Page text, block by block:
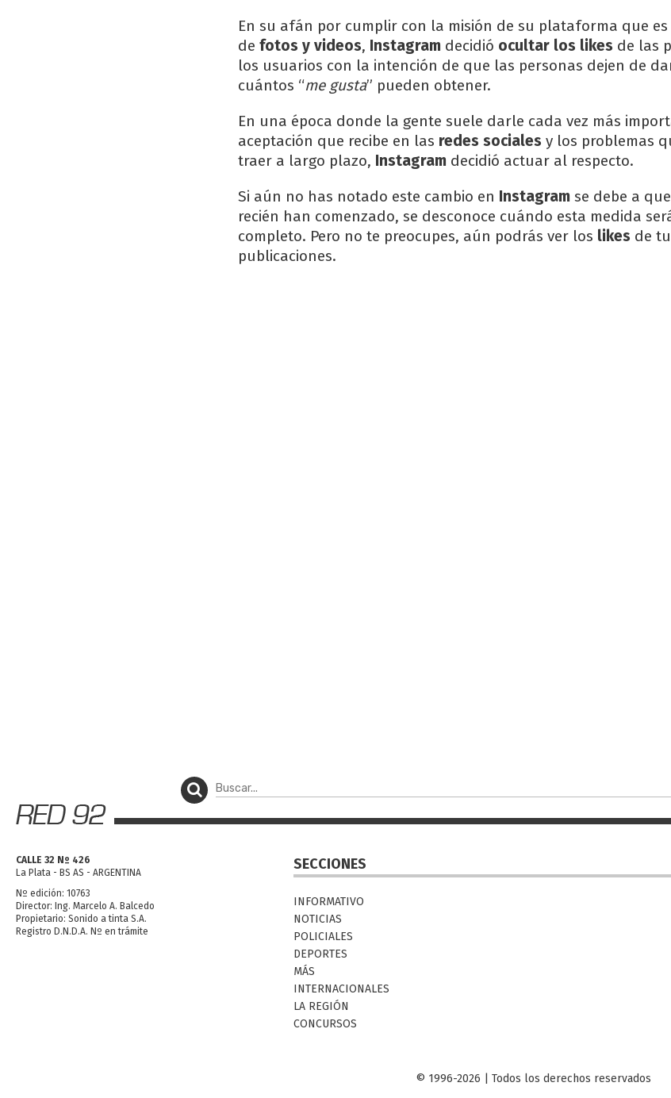
En su afán por cumplir con la misión de su plataforma que es
de fotos y videos, Instagram decidió ocultar los likes de las
los usuarios con la intención de que las personas dejen de
cuántos “me gusta” pueden obtener.
En una época donde la gente suele darle cada vez más
aceptación que recibe en las redes sociales y los problemas
traer a largo plazo, Instagram decidió actuar al respecto.
Si aún no has notado este cambio en Instagram se debe a
recién han comenzado, se desconoce cuándo esta medida
completo. Pero no te preocupes, aún podrás ver los likes de
publicaciones.
CALLE 32 Nº 426
La Plata - BS AS - ARGENTINA
Nº edición: 10763
Director: Ing. Marcelo A. Balcedo
Propietario: Sonido a tinta S.A.
Registro D.N.D.A. Nº en trámite
SECCIONES
INFORMATIVO
NOTICIAS
POLICIALES
DEPORTES
MÁS
INTERNACIONALES
LA REGIÓN
CONCURSOS
© 1996-2026 | Todos los derechos reservados